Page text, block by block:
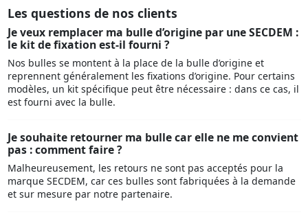
Les questions de nos clients
Je veux remplacer ma bulle d’origine par une SECDEM :
le kit de fixation est-il fourni ?
Nos bulles se montent à la place de la bulle d’origine et
reprennent généralement les fixations d’origine. Pour certains
modèles, un kit spécifique peut être nécessaire : dans ce cas, il
est fourni avec la bulle.
Je souhaite retourner ma bulle car elle ne me convient
pas : comment faire ?
Malheureusement, les retours ne sont pas acceptés pour la
marque SECDEM, car ces bulles sont fabriquées à la demande
et sur mesure par notre partenaire.